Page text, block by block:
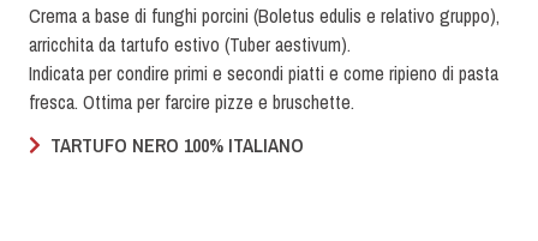
Crema a base di funghi porcini (Boletus edulis e relativo gruppo),
arricchita da tartufo estivo (Tuber aestivum).
Indicata per condire primi e secondi piatti e come ripieno di pasta
fresca. Ottima per farcire pizze e bruschette.
TARTUFO NERO 100% ITALIANO